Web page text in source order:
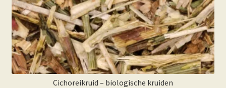
Cichoreikruid – biologische kruiden